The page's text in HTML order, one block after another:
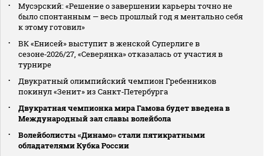
Мусэрский: «Решение о завершении карьеры точно не
было спонтанным — весь прошлый год я ментально себя
к этому готовил»
ВК «Енисей» выступит в женской Суперлиге в
сезоне‑2026/27, «Северянка» отказалась от участия в
турнире
Двукратный олимпийский чемпион Гребенников
покинул «Зенит» из Санкт‑Петербурга
Двукратная чемпионка мира Гамова будет введена в
Международный зал славы волейбола
Волейболисты «Динамо» стали пятикратными
обладателями Кубка России